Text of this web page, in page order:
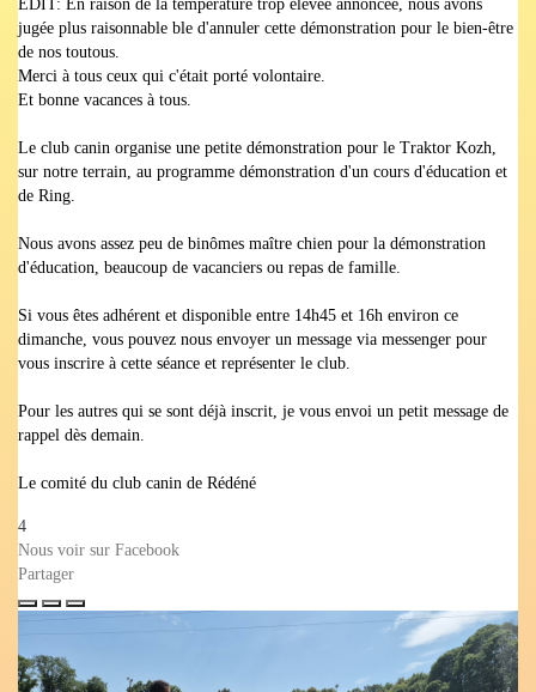
EDIT: En raison de la température trop élevée annoncée, nous avons
jugée plus raisonnable ble d'annuler cette démonstration pour le bien-être
de nos toutous.
Merci à tous ceux qui c'était porté volontaire.
Et bonne vacances à tous.
Le club canin organise une petite démonstration pour le Traktor Kozh,
sur notre terrain, au programme démonstration d'un cours d'éducation et
de Ring.
Nous avons assez peu de binômes maître chien pour la démonstration
d'éducation, beaucoup de vacanciers ou repas de famille.
Si vous êtes adhérent et disponible entre 14h45 et 16h environ ce
dimanche, vous pouvez nous envoyer un message via messenger pour
vous inscrire à cette séance et représenter le club.
Pour les autres qui se sont déjà inscrit, je vous envoi un petit message de
rappel dès demain.
Le comité du club canin de Rédéné
4
Nous voir sur Facebook
Partager